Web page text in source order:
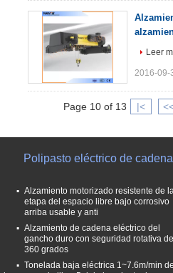
Leer
2016-09-
Page 10 of 13 |<
Polipasto eléctrico de cadena
Alzamiento motorizado resistente de
etapa del espacio libre bajo corrosivo
arriba usable y anti
Alzamiento de cadena eléctrico del
gancho duro con seguridad rotativa de
360 grados
Tonelada baja eléctrica 1~7.6m/min del